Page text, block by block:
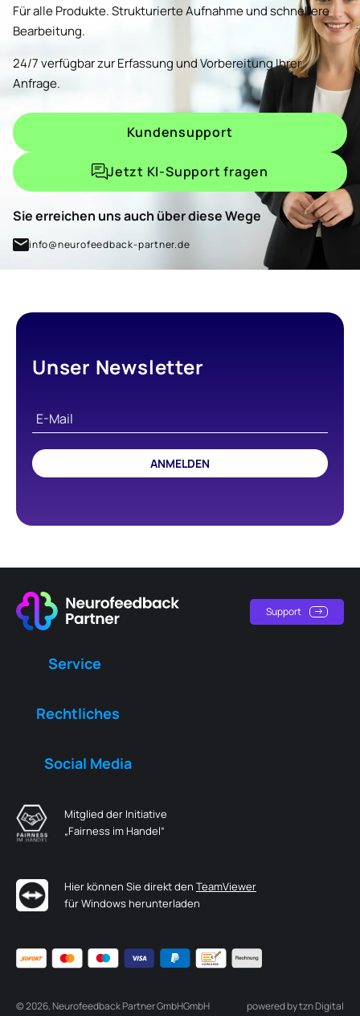
Für alle Produkte. Strukturierte Aufnahme und schnellere
Bearbeitung.
24/7 verfügbar zur Erfassung und Vorbereitung Ihrer
Anfrage.
Kundensupport
Jetzt KI-Support fragen
Sie erreichen uns auch über diese Wege
info@neurofeedback-partner.de
Unser Newsletter
ANMELDEN
Support
Service
Rechtliches
Social Media
Mitglied der Initiative
„Fairness im Handel“
Hier können Sie direkt den TeamViewer
für Windows herunterladen
© 2026, Neurofeedback Partner GmbHGmbH powered by tzn Digital